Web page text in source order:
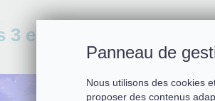
3 essentiels de cette
Panneau de
Nous utilisons des cookies
proposer des contenus